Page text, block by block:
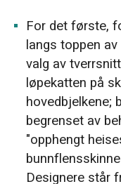
For det første,
langs toppen
valg av
løpekatten på
hovedbjelkene;
begrenset av
"opphengt
Designere står